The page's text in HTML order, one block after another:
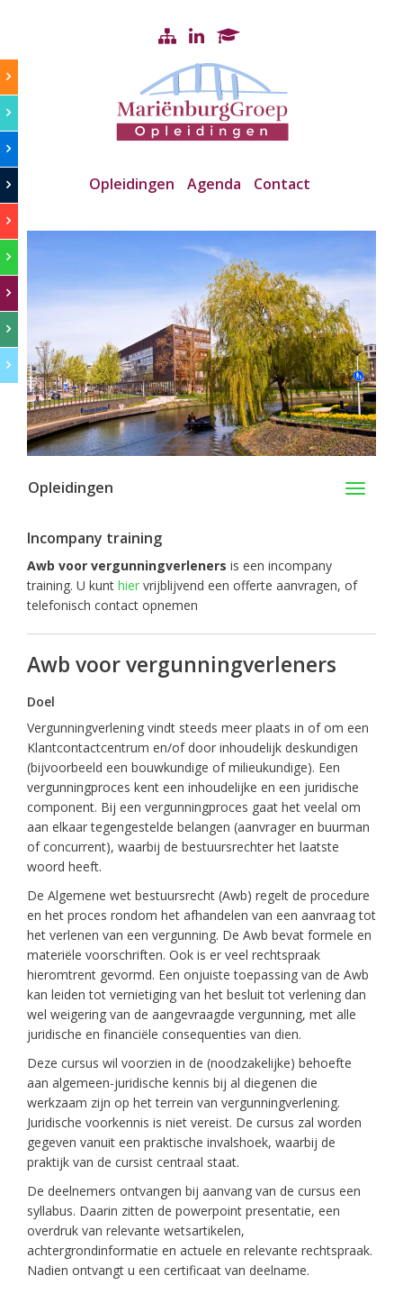
Opleidingen Agenda Contact
Toggle
Opleidingen
Incompany training
Awb voor vergunningverleners is een incompany
training. U kunt hier vrijblijvend een offerte aanvragen, of
telefonisch contact opnemen
Awb voor vergunningverleners
Doel
Vergunningverlening vindt steeds meer plaats in of om een
Klantcontactcentrum en/of door inhoudelijk deskundigen
(bijvoorbeeld een bouwkundige of milieukundige). Een
vergunningproces kent een inhoudelijke en een juridische
component. Bij een vergunningproces gaat het veelal om
aan elkaar tegengestelde belangen (aanvrager en buurman
of concurrent), waarbij de bestuursrechter het laatste
woord heeft.
De Algemene wet bestuursrecht (Awb) regelt de procedure
en het proces rondom het afhandelen van een aanvraag tot
het verlenen van een vergunning. De Awb bevat formele en
materiële voorschriften. Ook is er veel rechtspraak
hieromtrent gevormd. Een onjuiste toepassing van de Awb
kan leiden tot vernietiging van het besluit tot verlening dan
wel weigering van de aangevraagde vergunning, met alle
juridische en financiële consequenties van dien.
Deze cursus wil voorzien in de (noodzakelijke) behoefte
aan algemeen-juridische kennis bij al diegenen die
werkzaam zijn op het terrein van vergunningverlening.
Juridische voorkennis is niet vereist. De cursus zal worden
gegeven vanuit een praktische invalshoek, waarbij de
praktijk van de cursist centraal staat.
De deelnemers ontvangen bij aanvang van de cursus een
syllabus. Daarin zitten de powerpoint presentatie, een
overdruk van relevante wetsartikelen,
achtergrondinformatie en actuele en relevante rechtspraak.
Nadien ontvangt u een certificaat van deelname.